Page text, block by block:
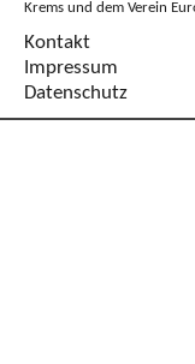
Krems und dem Verein
Kontakt
Impressum
Datenschutz